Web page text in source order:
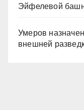
Эйфелевой
Умеров
внешней